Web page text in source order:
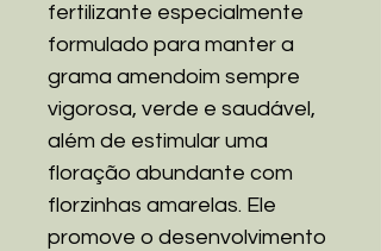
fertilizante especialmente
formulado para manter a
grama amendoim sempre
vigorosa, verde e saudável,
além de estimular uma
floração abundante com
florzinhas amarelas. Ele
promove o desenvolvimento